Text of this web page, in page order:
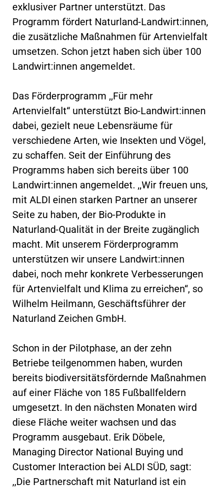
exklusiver Partner unterstützt. Das
Programm fördert Naturland-Landwirt:innen,
die zusätzliche Maßnahmen für Artenvielfalt
umsetzen. Schon jetzt haben sich über 100
Landwirt:innen angemeldet.
Das Förderprogramm ,,Für mehr
Artenvielfalt“ unterstützt Bio-Landwirt:innen
dabei, gezielt neue Lebensräume für
verschiedene Arten, wie Insekten und Vögel,
zu schaffen. Seit der Einführung des
Programms haben sich bereits über 100
Landwirt:innen angemeldet. ,,Wir freuen uns,
mit ALDI einen starken Partner an unserer
Seite zu haben, der Bio-Produkte in
Naturland-Qualität in der Breite zugänglich
macht. Mit unserem Förderprogramm
unterstützen wir unsere Landwirt:innen
dabei, noch mehr konkrete Verbesserungen
für Artenvielfalt und Klima zu erreichen“, so
Wilhelm Heilmann, Geschäftsführer der
Naturland Zeichen GmbH.
Schon in der Pilotphase, an der zehn
Betriebe teilgenommen haben, wurden
bereits biodiversitätsfördernde Maßnahmen
auf einer Fläche von 185 Fußballfeldern
umgesetzt. In den nächsten Monaten wird
diese Fläche weiter wachsen und das
Programm ausgebaut. Erik Döbele,
Managing Director National Buying und
Customer Interaction bei ALDI SÜD, sagt:
,,Die Partnerschaft mit Naturland ist ein